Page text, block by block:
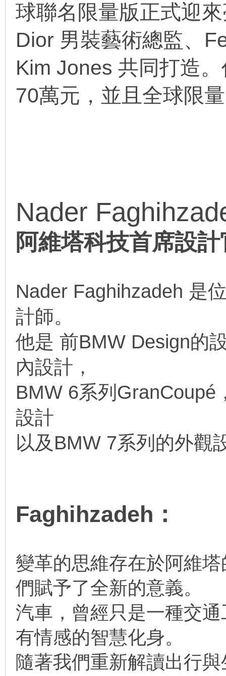
球聯名限量版正式迎
Dior 男裝藝術總監、
Kim Jones 共同打造
70萬元，並且全球限
Nader
阿維塔科技首席設計
Nader Faghihzadeh 是
計師。
他是 前BMW Design的
內設計，
BMW 6系列GranCoupé
設計
以及BMW 7系列的外觀
Faghihzadeh：
變革的思維存在於阿維
們賦予了全新的意義。
汽車，曾經只是一種交
有情感的智慧化身。
隨著我們重新解讀出行